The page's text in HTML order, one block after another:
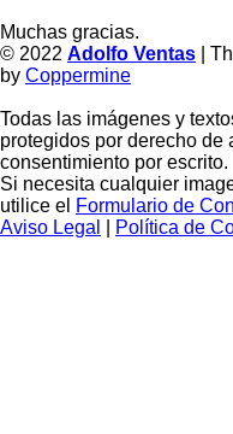
Muchas gracias.
© 2022 Adolfo Ventas |
by Coppermine
Todas las imágenes y
protegidos por derecho de
consentimiento por escrito.
Si necesita cualquier
utilice el Formulario de
Aviso Legal
Política de